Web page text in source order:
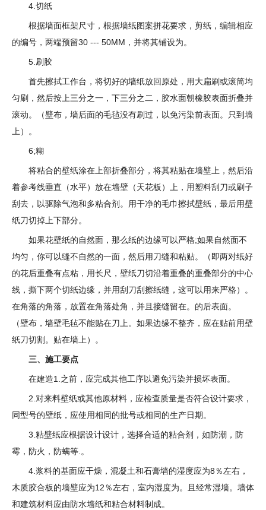
4.切纸
根据墙面框架尺寸，根据墙纸图案拼花要求，剪纸，编辑相应
的编号，两端预留30 --- 50MM，并将其铺设为。
5.刷胶
首先擦拭工作台，将切好的墙纸放回原处，用大扁刷或滚筒均
匀刷，然后按上三分之一，下三分之二，胶水面朝橡胶表面折叠并
滚动。（壁布，墙后面的毛毡没有刷过，以免污染前表面。只到墙
上）。
6;糊
将粘合的壁纸涂在上部折叠部分，将其粘贴在墙壁上，然后沿
着参考线垂直（水平）放在墙壁（天花板）上，用塑料刮刀或刷子
刮去，以驱除气泡和多粘合剂。用干净的毛巾擦拭壁纸，最后用壁
纸刀切掉上下部分。
如果花壁纸的自然面，那么纸的边缘可以严格;如果自然面不
均匀，你可以缝不自然的一面，然后用刀缝和粘贴。（即两对纸好
的花后重叠有点粘，用长尺，壁纸刀切沿着重叠的重叠部分的中心
线，撕下两个切纸边缘，并用刮刀刮擦纸缝，这可以用来严格）。
在角落的角落，放置在角落处角，并且接缝留在。的后表面。
（壁布，墙壁毛毡不能贴在刀上。如果边缘不整齐，应在贴前用壁
纸刀切割。贴在墙上）。
三、施工要点
在建造1.之前，应完成其他工序以避免污染并损坏表面。
2.对来料壁纸或其他原材料，应检查质量是否符合设计要求，
同型号的壁纸，应使用相同的批号或相同的生产日期。
3.粘壁纸应根据设计设计，选择合适的粘合剂，如防潮，防
霉，防火，防螨等.。
4.浆料的基面应干燥，混凝土和石膏墙的湿度应为8％左右，
木质胶合板的墙壁应为12％左右，室内湿度为。且经常湿墙。墙体
和建筑材料应由防水墙纸和粘合材料制成。